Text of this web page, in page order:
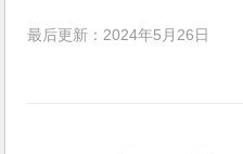
最后更新：2024年5月26日